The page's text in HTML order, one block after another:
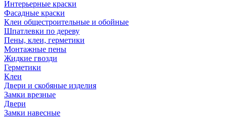
Интерьерные краски
Фасадные краски
Клеи общестроительные и обойные
Шпатлевки по дереву
Пены, клеи, герметики
Монтажные пены
Жидкие гвозди
Герметики
Клеи
Двери и скобяные изделия
Замки врезные
Двери
Замки навесные